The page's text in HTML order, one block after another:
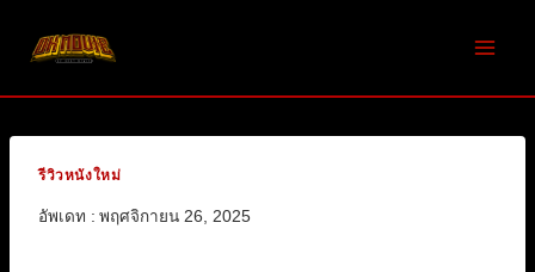
รีวิวหนังใหม่
อัพเดท : พฤศจิกายน 26, 2025